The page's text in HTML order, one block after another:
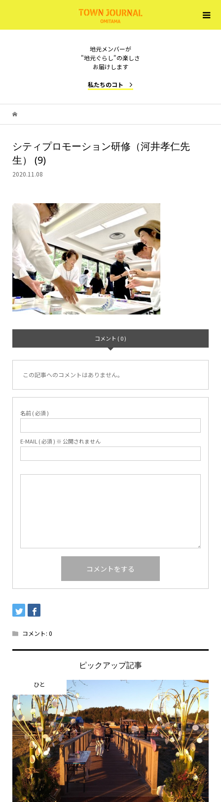
地元メンバーが
"地元ぐらし"の楽しさ
お届けします
私たちのコト
シティプロモーション研修（河井孝仁先
生） (9)
2020.11.08
コメント ( 0 )
この記事へのコメントはありません。
名前 ( 必須 )
E-MAIL ( 必須 ) ※ 公開されません
コメント: 0
ピックアップ記事
ひと